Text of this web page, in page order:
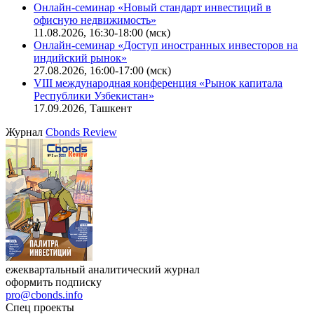
Онлайн-семинар «Новый стандарт инвестиций в
офисную недвижимость»
11.08.2026, 16:30-18:00 (мск)
Онлайн-семинар «Доступ иностранных инвесторов на
индийский рынок»
27.08.2026, 16:00-17:00 (мск)
VIII международная конференция «Рынок капитала
Республики Узбекистан»
17.09.2026, Ташкент
Журнал Cbonds Review
ежеквартальный аналитический журнал
оформить подписку
pro@cbonds.info
Спец проекты